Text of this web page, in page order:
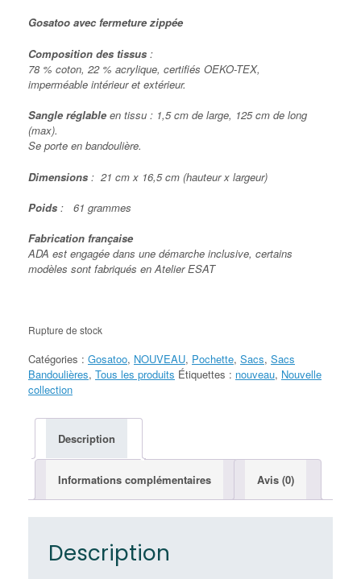
Gosatoo avec fermeture zippée
Composition des tissus :
78 % coton, 22 % acrylique, certifiés OEKO-TEX,
imperméable intérieur et extérieur.
Sangle réglable en tissu : 1,5 cm de large, 125 cm de long
(max).
Se porte en bandoulière.
Dimensions : 21 cm x 16,5 cm (hauteur x largeur)
Poids : 61 grammes
Fabrication française
ADA est engagée dans une démarche inclusive, certains
modèles sont fabriqués en Atelier ESAT
Rupture de stock
Catégories : Gosatoo, NOUVEAU, Pochette, Sacs, Sacs
Bandoulières, Tous les produits Étiquettes : nouveau, Nouvelle
collection
Description
Informations complémentaires Avis (0)
Description